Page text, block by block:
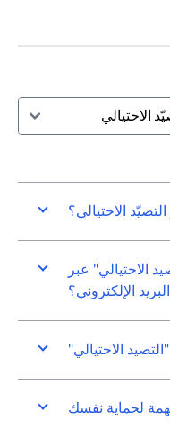
الاحتيالي
الاحتيالي؟
الاحتيالي" عبر
البريد الإلكتروني؟
الاحتيالي"
لحماية نفسك